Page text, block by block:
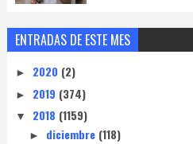
ENTRADAS DE ESTE MES
► 2020 (2)
► 2019 (374)
▼ 2018 (1159)
► diciembre (118)